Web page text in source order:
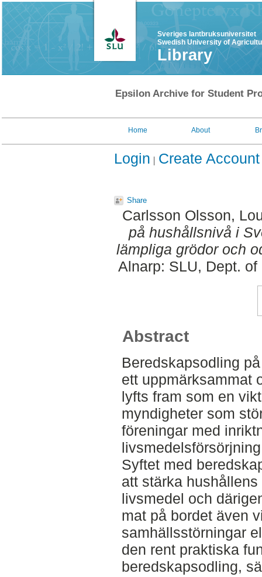
Sveriges lantbruksuniversitet
Swedish University of
Library
Epsilon Archive for Student
Home About
Login Create Account
Share
Carlsson Olsson,
på hushållsnivå i
lämpliga grödor och
Alnarp: SLU, Dept.
Abstract
Beredskapsodling
ett uppmärksammat
lyfts fram som en
myndigheter som
föreningar med
Syftet med
att stärka
livsmedel och
mat på bordet även
samhällsstörningar
den rent praktiska
beredskapsodling,